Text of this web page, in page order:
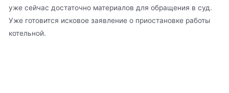
уже сейчас достаточно материалов для обращения в суд.
Уже готовится исковое заявление о приостановке работы
котельной.